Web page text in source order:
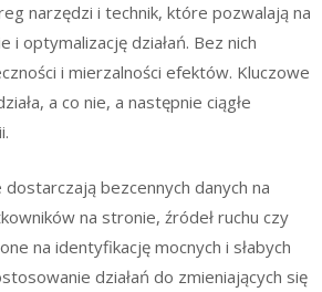
narzędzi i technik, które pozwalają na
i optymalizację działań. Bez nich
i mierzalności efektów. Kluczowe
a co nie, a następnie ciągłe
bezcennych danych na
na stronie, źródeł ruchu czy
na identyfikację mocnych i słabych
działań do zmieniających się